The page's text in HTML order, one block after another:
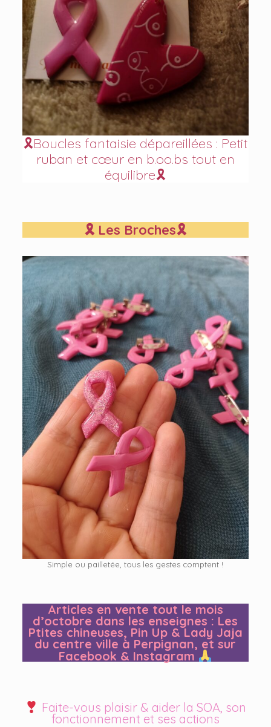
🎗Boucles fantaisie dépareillées : Petit
ruban et cœur en b.oo.bs tout en
équilibre🎗
🎗 Les Broches🎗
Simple ou pailletée, tous les gestes comptent !
Articles en vente tout le mois
d’octobre dans les enseignes : Les
Ptites chineuses, Pin Up & Lady Jaja
du centre ville à Perpignan, et sur
Facebook & Instagram
Faite-vous plaisir & aider la SOA, son
fonctionnement et ses actions